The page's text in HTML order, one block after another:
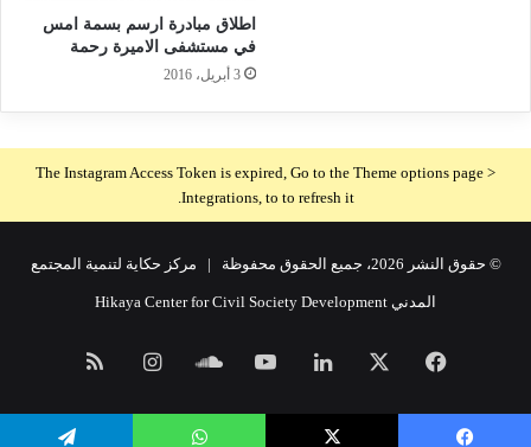
اطلاق مبادرة ارسم بسمة امس
في مستشفى الاميرة رحمة
3 أبريل، 2016
The Instagram Access Token is expired, Go to the Theme options page >
Integrations, to to refresh it.
© حقوق النشر 2026، جميع الحقوق محفوظة | مركز حكاية لتنمية المجتمع
المدني Hikaya Center for Civil Society Development
فيسبوك لينكدإنيوتيوبساوند
كلاود
انستقرامملخص
الموقع